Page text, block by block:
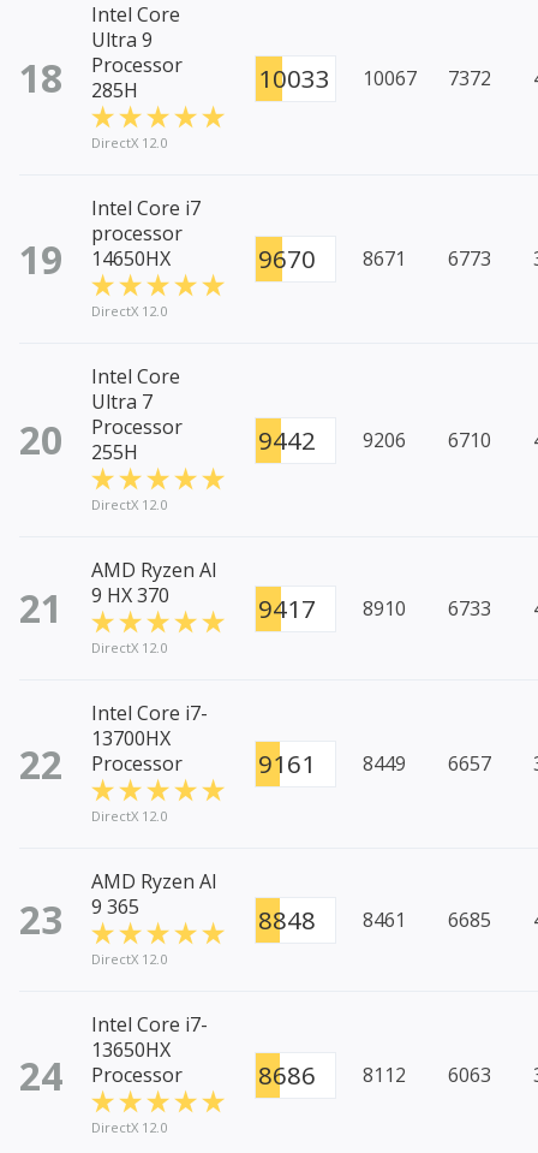
18
Intel Core
Ultra 9
Processor
285H
DirectX 12.0
10033 10067 7372
19
Intel Core i7
processor
14650HX
DirectX 12.0
9670 8671 6773
20
Intel Core
Ultra 7
Processor
255H
DirectX 12.0
9442 9206 6710
21
AMD Ryzen AI
9 HX 370
DirectX 12.0
9417 8910 6733
22
Intel Core i7-
13700HX
Processor
DirectX 12.0
9161 8449 6657
23
AMD Ryzen AI
9 365
DirectX 12.0
8848 8461 6685
24
Intel Core i7-
13650HX
Processor
DirectX 12.0
8686 8112 6063